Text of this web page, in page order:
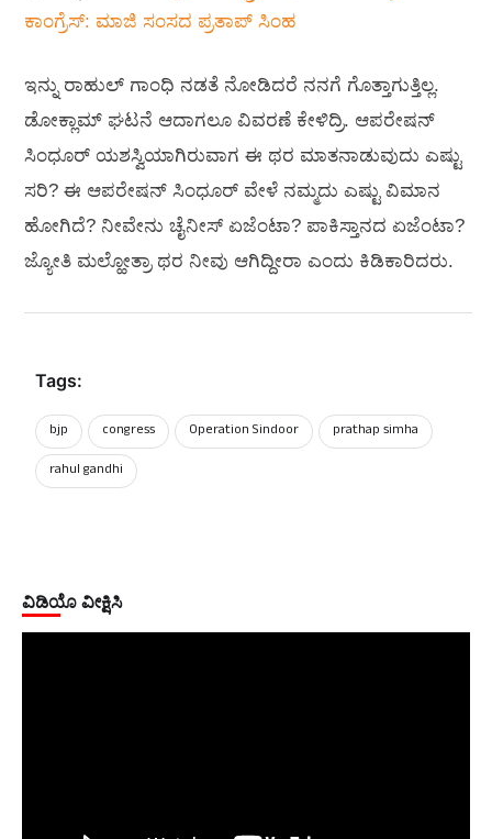
ಕಾಂಗ್ರೆಸ್: ಮಾಜಿ ಸಂಸದ ಪ್ರತಾಪ್‌ ಸಿಂಹ
ಇನ್ನು ರಾಹುಲ್ ಗಾಂಧಿ ನಡತೆ ನೋಡಿದರೆ ನನಗೆ ಗೊತ್ತಾಗುತ್ತಿಲ್ಲ.
ಡೋಕ್ಲಾಮ್ ಘಟನೆ ಆದಾಗಲೂ ವಿವರಣೆ ಕೇಳಿದ್ರಿ. ಆಪರೇಷನ್
ಸಿಂಧೂರ್ ಯಶಸ್ವಿಯಾಗಿರುವಾಗ ಈ‌ ಥರ ಮಾತನಾಡುವುದು ಎಷ್ಟು‌
ಸರಿ? ಈ ಆಪರೇಷನ್ ಸಿಂಧೂರ್‌ ವೇಳೆ ನಮ್ಮದು ಎಷ್ಟು‌ ವಿಮಾನ
ಹೋಗಿದೆ? ನೀವೇನು ಚೈನೀಸ್ ಏಜೆಂಟಾ? ಪಾಕಿಸ್ತಾನದ ಏಜೆಂಟಾ?
ಜ್ಯೋತಿ ಮಲ್ಹೋತ್ರಾ ಥರ ನೀವು ಆಗಿದ್ದೀರಾ ಎಂದು ಕಿಡಿಕಾರಿದರು.
Tags:
bjp congress Operation Sindoor
prathap simha
rahul gandhi
ವಿಡಿಯೊ ವೀಕ್ಷಿಸಿ